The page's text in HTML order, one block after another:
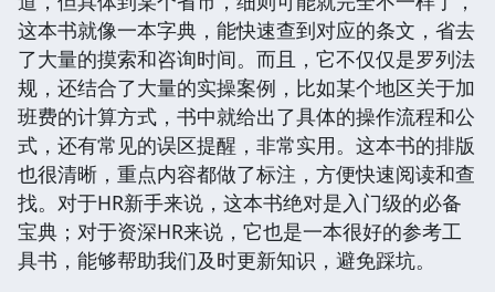
这本书就像一本字典，能快速查到对应的条文，省去
了大量的摸索和咨询时间。而且，它不仅仅是罗列法
规，还结合了大量的实操案例，比如某个地区关于加
班费的计算方式，书中就给出了具体的操作流程和公
式，还有常见的误区提醒，非常实用。这本书的排版
也很清晰，重点内容都做了标注，方便快速阅读和查
找。对于HR新手来说，这本书绝对是入门级的必备
宝典；对于资深HR来说，它也是一本很好的参考工
具书，能够帮助我们及时更新知识，避免踩坑。